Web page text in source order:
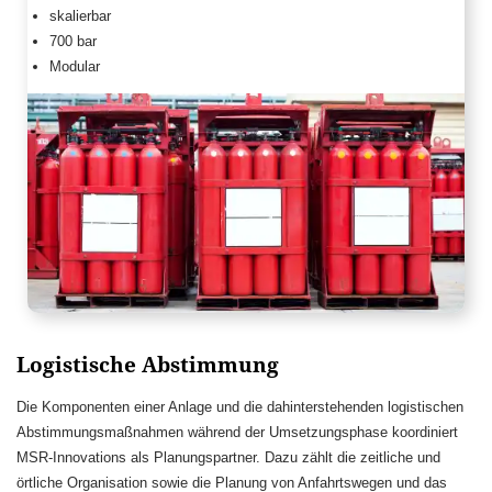
skalierbar
700 bar
Modular
Logistische Abstimmung
Die Komponenten einer Anlage und die dahinterstehenden logistischen
Abstimmungsmaßnahmen während der Umsetzungsphase koordiniert
MSR-Innovations als Planungspartner. Dazu zählt die zeitliche und
örtliche Organisation sowie die Planung von Anfahrtswegen und das